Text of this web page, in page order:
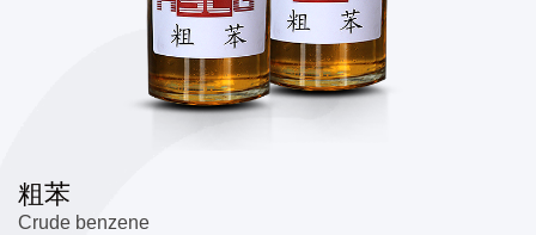
粗苯
Crude benzene